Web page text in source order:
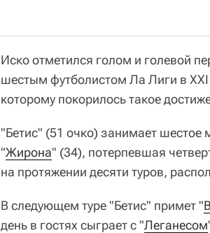
Иско отметился голом и голевой
шестым футболистом Ла Лиги в
которому покорилось такое
"Бетис" (51 очко) занимает шестое
"Жирона" (34), потерпевшая
на протяжении десяти туров,
В следующем туре "Бетис" примет "
день в гостях сыграет с "Леганесом